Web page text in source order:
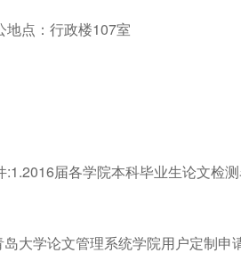
地点：行政楼107室
:1.2016届各学院本科毕业生论文检
岛大学论文管理系统学院用户定制申